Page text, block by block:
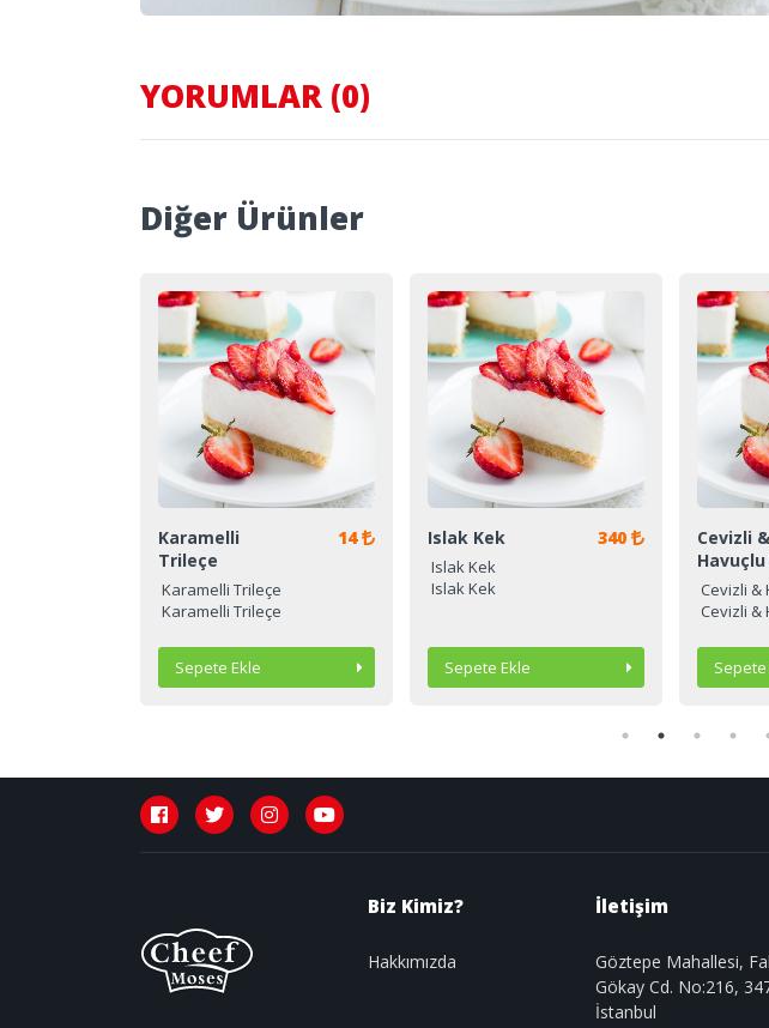
YORUMLAR (0)
Diğer Ürünler
Karamelli
Karamelli Trileçe
Sipariş Ver
Karamelli Trileçe
Sepete Ekle
Islak Kek
Islak Kek
Sipariş Ver
Islak Kek
Sepete Ekle
Cevizli &
Havuçlu Kek
Cevizli &
Sipariş Ver
Cevizli &
Sepete Ekle
Biz Kimiz?
Hakkımızda
İletişim
Göztepe Mahallesi,
Gökay Cd. No:216,
İstanbul